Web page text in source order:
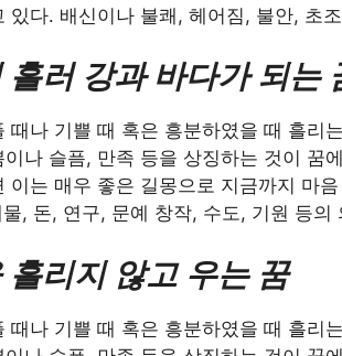
있다. 배신이나 불쾌, 헤어짐, 불안, 초
흘러 강과 바다가 되는
때나 기쁠 때 혹은 흥분하였을 때 흘리
이나 슬픔, 만족 등을 상징하는 것이 꿈
이는 매우 좋은 길몽으로 지금까지 마
, 돈, 연구, 문예 창작, 수도, 기원 등의
흘리지 않고 우는 꿈
때나 기쁠 때 혹은 흥분하였을 때 흘리